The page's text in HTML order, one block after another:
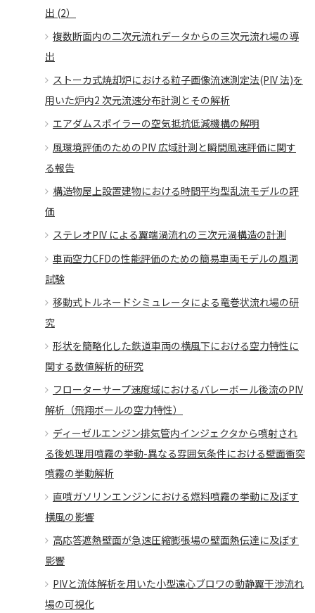
出 (2）
複数断面内の二次元流れデータからの三次元流れ場の導
出
ストーカ式焼却炉における粒子画像流速測定法(PIV 法)を
用いた炉内2 次元流速分布計測とその解析
エアダムスポイラーの空気抵抗低減機構の解明
風環境評価のためのPIV 広域計測と瞬間風速評価に関す
る報告
構造物屋上設置建物における時間平均型乱流モデルの評
価
ステレオPIV による翼端渦流れの三次元渦構造の計測
車両空力CFDの性能評価のための簡易車両モデルの風洞
試験
移動式トルネードシミュレータによる竜巻状流れ場の研
究
形状を簡略化した鉄道車両の横風下における空力特性に
関する数値解析的研究
フローターサープ速度域におけるバレーボール後流のPIV
解析（飛翔ボールの空力特性）
ディーゼルエンジン排気管内インジェクタから噴射され
る後処理用噴霧の挙動-異なる雰囲気条件における壁面衝突
噴霧の挙動解析
直噴ガソリンエンジンにおける燃料噴霧の挙動に及ぼす
横風の影響
高応答遮熱壁面が急速圧縮膨張場の壁面熱伝達に及ぼす
影響
PIVと流体解析を用いた小型遠心ブロワの動静翼干渉流れ
場の可視化